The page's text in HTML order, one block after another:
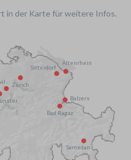
in der Karte für weitere Infos.
Bad Ragaz
Samedan
Sitterdorf
Altenrhein
Zürich
Balzers